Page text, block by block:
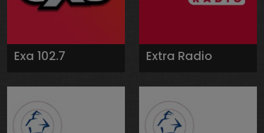
Exa 102.7 Extra Radio